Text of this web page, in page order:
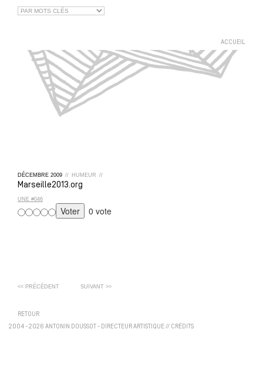
ACCUEIL
DÉCEMBRE 2009 // HUMEUR //
Marseille2013.org
UNE #046
0 vote
<< PRÉCÉDENT SUIVANT >>
RETOUR
2004 - 2026 ANTONIN DOUSSOT - DIRECTEUR ARTISTIQUE// CRÉDITS